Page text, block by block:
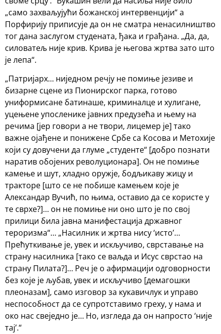
„само захваљујући божанској интервенцији“ а
Порфирију приписује да он не сматра ненасилништво
тог дана заслугом студената, ђака и грађана. „Да, да,
силоватељ није крив. Крива је његова жртва зато што
је лепа“.
„Патријарх… ниједном речју не помиње језиве и
бизарне сцене из Пионирског парка, готово
униформисане батинаше, криминалце и хулигане,
уцењене упосленике јавних предузећа и њему на
речима [јер говори а не твори, лицемер је] тако
важне ојађене и понижене Србе са Косова и Метохије
који су довучени да глуме „студенте“ [добро познати
наратив обојених револуционара]. Он не помиње
камење и шут, хладно оружје, бодљикаву жицу и
тракторе [што се не побише камењем које је
Александар Вучић, по њима, оставио да се користе у
те сврхе?]… он не помиње ни оно што је по свој
прилици била јавна манифестација државног
тероризма“… „Насилник и жртва нису ‘исто’…
Прећуткивање је, увек и искључиво, сврставање на
страну насилника [тако се ваљда и Исус сврстао на
страну Пилата?]… Реч је о афирмацији одговорности
без које је љубав, увек и искључиво [демагошки
плеоназам], само изговор за кукавичлук и управо
неспособност да се супротставимо греху, у нама и
око нас свеједно је… Но, изгледа да он напросто ‘није
тај’.“